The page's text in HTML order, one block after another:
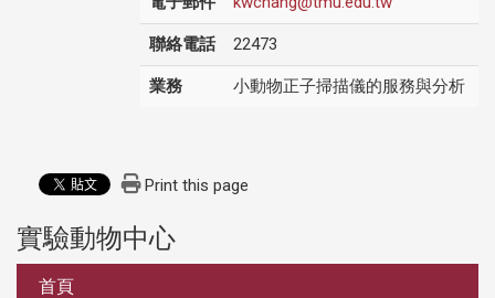
聯絡電話 22473
業務 小動物正子掃描儀的服務與分析
Print this page
實驗動物中心
首頁